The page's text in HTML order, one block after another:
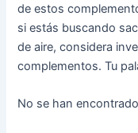
de estos
si estás buscando
de aire, considera
complementos. Tu
No se han